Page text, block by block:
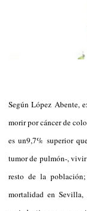
Según López Abente,
morir por cáncer de
es un9,7% superior
tumor de pulmón-, vivir
resto de la
mortalidad en